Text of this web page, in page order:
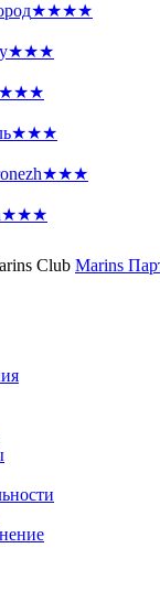
★★★★
★★★
★★★
★★★
★★★
Club Marins